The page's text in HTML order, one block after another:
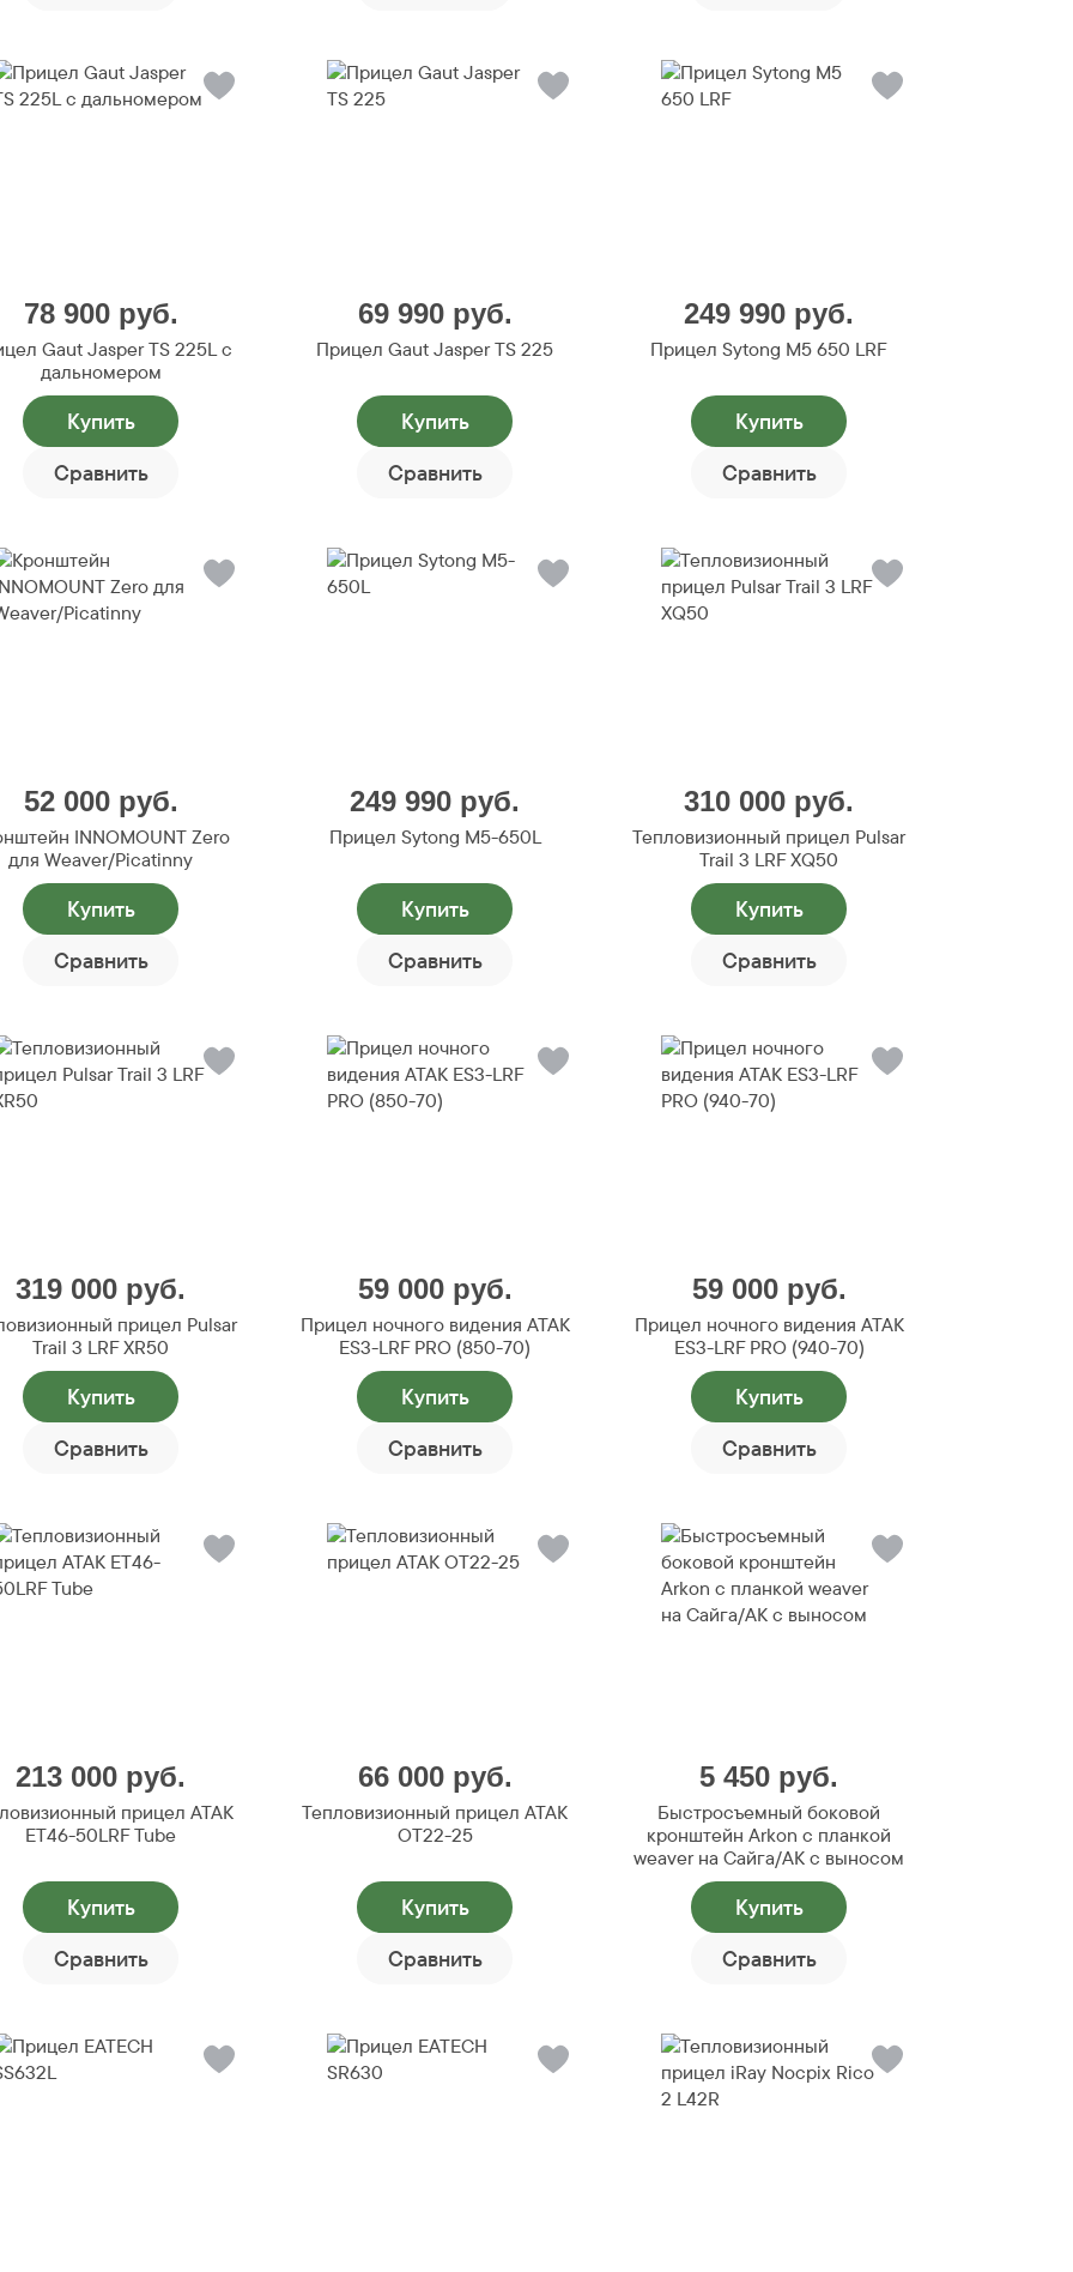
78 900 руб.
Gaut Jasper TS 225L с
дальномером
Купить
Сравнить
69 990 руб.
Прицел Gaut Jasper TS 225
Купить
Сравнить
249 990 руб.
Прицел Sytong M5 650 LRF
Купить
Сравнить
52 000 руб.
INNOMOUNT Zero
для Weaver/Picatinny
Купить
Сравнить
249 990 руб.
Прицел Sytong M5-650L
Купить
Сравнить
310 000 руб.
Тепловизионный прицел Pulsar
Trail 3 LRF XQ50
Купить
Сравнить
319 000 руб.
прицел Pulsar
Trail 3 LRF XR50
Купить
Сравнить
59 000 руб.
Прицел ночного видения ATAK
ES3-LRF PRO (850-70)
Купить
Сравнить
59 000 руб.
Прицел ночного видения ATAK
ES3-LRF PRO (940-70)
Купить
Сравнить
213 000 руб.
прицел ATAK
ET46-50LRF Tube
Купить
Сравнить
66 000 руб.
Тепловизионный прицел ATAK
OT22-25
Купить
Сравнить
5 450 руб.
Быстросъемный боковой
кронштейн Arkon с планкой
weaver на Сайга/АК с выносом
Купить
Сравнить